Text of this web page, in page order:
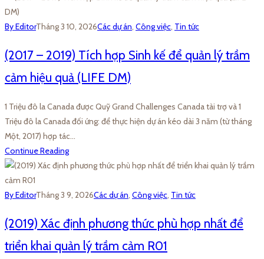
By EditorTháng 3 10, 2026Các dự án, Công việc, Tin tức
(2017 – 2019) Tích hợp Sinh kế để quản lý trầm
cảm hiệu quả (LIFE DM)
1 Triệu đô la Canada được Quỹ Grand Challenges Canada tài trợ và 1
Triệu đô la Canada đối ứng: để thực hiện dự án kéo dài 3 năm (từ tháng
Một, 2017) hợp tác…
Continue Reading
By EditorTháng 3 9, 2026Các dự án, Công việc, Tin tức
(2019) Xác định phương thức phù hợp nhất để
triển khai quản lý trầm cảm R01